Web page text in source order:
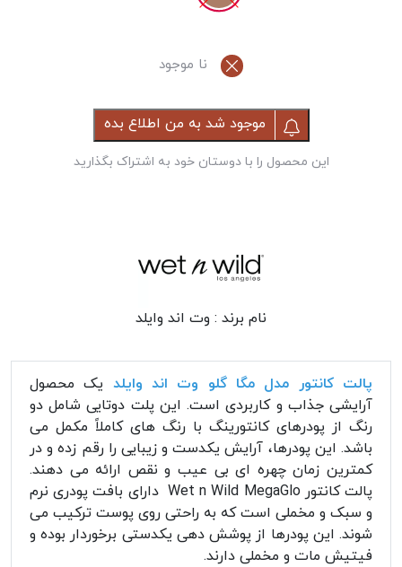
نا موجود
موجود شد به من اطلاع بده
این محصول را با دوستان خود به اشتراک بگذارید
نام برند : وت اند وایلد
پالت کانتور مدل مگا گلو وت اند وایلد یک محصول
آرایشی جذاب و کاربردی است. این پلت دوتایی شامل دو
رنگ از پودرهای کانتورینگ با رنگ های کاملاً مکمل می
باشد. این پودرها، آرایش یکدست و زیبایی را رقم زده و در
کمترین زمان چهره ای بی عیب و نقص ارائه می دهند.
پالت کانتور Wet n Wild MegaGlo
دارای بافت پودری نرم
و سبک و مخملی است که به راحتی روی پوست ترکیب می
شوند. این پودرها از پوشش دهی یکدستی برخوردار بوده و
فیتیش مات و مخملی دارند.